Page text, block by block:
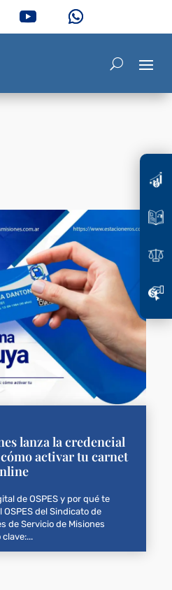
lanza la credencial
activar tu carnet
de OSPES y por qué te
OSPES del Sindicato de
de Servicio de Misiones
clave:...